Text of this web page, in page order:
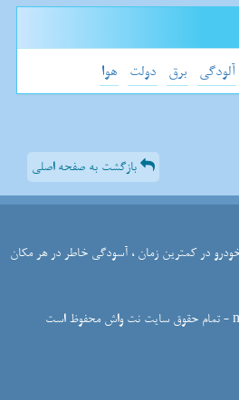
آلودگی برق دولت هوا
بازگشت به صفحه اصلی
در کمترین زمان ، آسودگی خاطر در هر مکان